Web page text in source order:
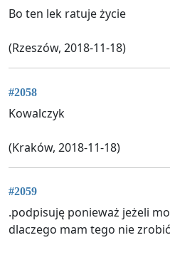
Bo ten lek ratuje życie
(Rzeszów, 2018-11-18)
#2058
Kowalczyk
(Kraków, 2018-11-18)
#2059
.podpisuję ponieważ jeżeli
dlaczego mam tego nie